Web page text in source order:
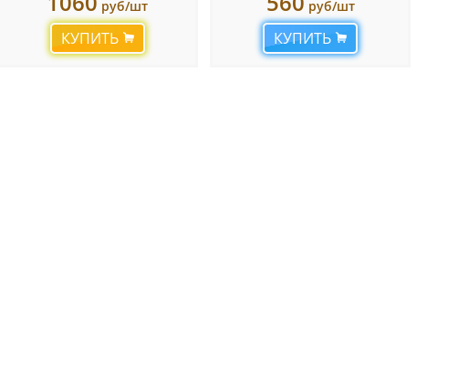
руб/шт
КУПИТЬ
руб/шт
КУПИТЬ